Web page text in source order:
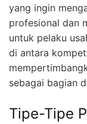
yang ingin
profesional dan
untuk pelaku
di antara
sebagai bagian
Tipe-Tipe